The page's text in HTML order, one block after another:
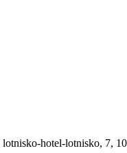
hotel-lotnisko,